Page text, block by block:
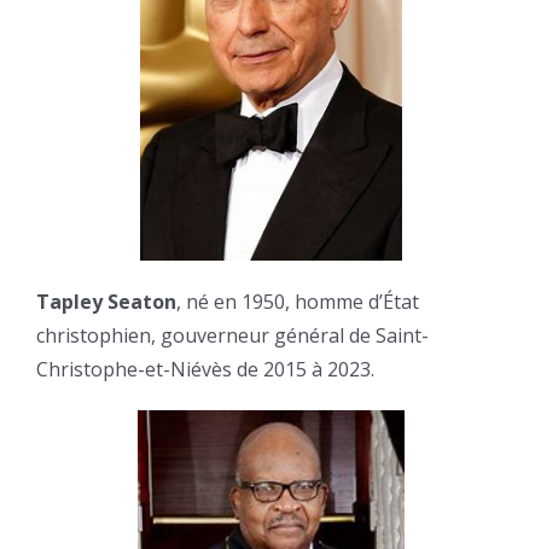
Tapley Seaton, né en 1950, homme d’État
christophien, gouverneur général de Saint-
Christophe-et-Niévès de 2015 à 2023.